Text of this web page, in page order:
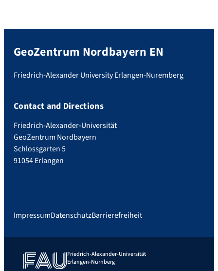
GeoZentrum Nordbayern EN
Friedrich-Alexander University Erlangen-Nuremberg
Contact and Directions
Friedrich-Alexander-Universität
GeoZentrum Nordbayern
Schlossgarten 5
91054 Erlangen
ImpressumDatenschutzBarrierefreiheit
Friedrich-Alexander-Universität
Erlangen-Nürnberg